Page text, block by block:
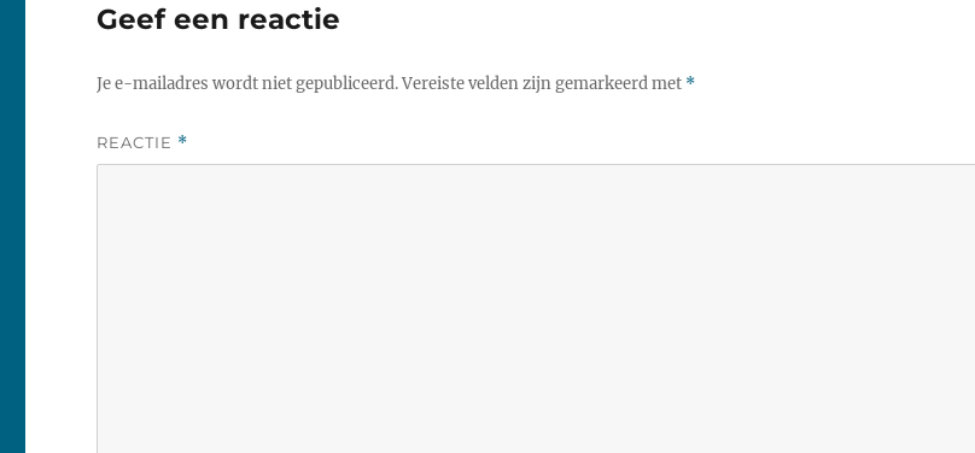
Geef een reactie
Je e-mailadres wordt niet gepubliceerd.Vereiste velden zijn gemarkeerd met *
REACTIE *